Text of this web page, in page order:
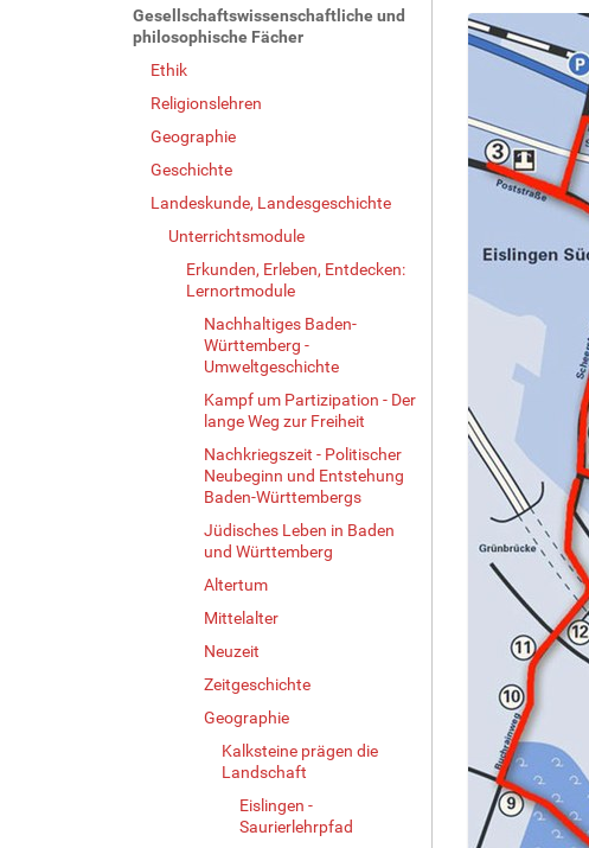
Gesellschaftswissenschaftliche und
philosophische Fächer
Ethik
Religionslehren
Geographie
Geschichte
Landeskunde, Landesgeschichte
Unterrichtsmodule
Erkunden, Erleben, Entdecken:
Lernortmodule
Nachhaltiges Baden-
Württemberg -
Umweltgeschichte
Kampf um Partizipation - Der
lange Weg zur Freiheit
Nachkriegszeit - Politischer
Neubeginn und Entstehung
Baden-Württembergs
Jüdisches Leben in Baden
und Württemberg
Altertum
Mittelalter
Neuzeit
Zeitgeschichte
Geographie
Kalksteine prägen die
Landschaft
Eislingen -
Saurierlehrpfad